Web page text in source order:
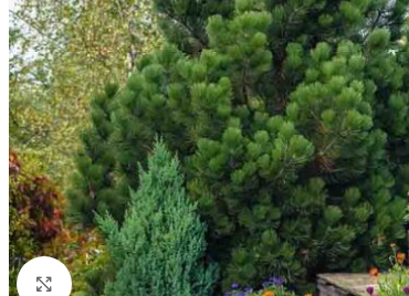
Klikněte pro zvětšení